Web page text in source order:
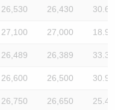
26,530 26,430 30.6
27,100 27,000 18.9
26,489 26,389 33.3
26,600 26,500 30.9
26,750 26,650 25.4